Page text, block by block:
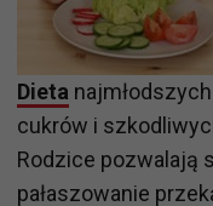
Dieta
cukrów i
Rodzice pozwalają
pałaszowanie